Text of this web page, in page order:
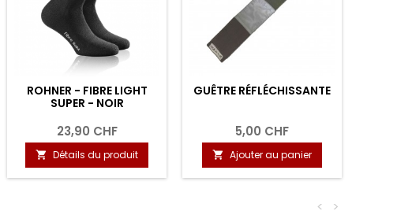
ROHNER - FIBRE LIGHT
SUPER - NOIR
23,90 CHF
 Détails du produit
GUÊTRE RÉFLÉCHISSANTE
5,00 CHF
 Ajouter au panier
>
<